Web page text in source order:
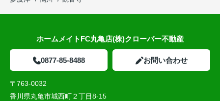
ホームメイトFC丸亀店(株)クローバー不動産
0877-85-8488 お問い合わせ
〒763-0032
香川県丸亀市城西町２丁目8-15